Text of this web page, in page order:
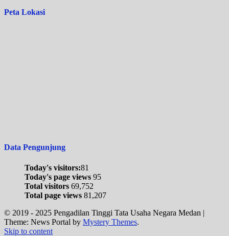
Peta Lokasi
Data Pengunjung
Today's visitors:81
Today's page views 95
Total visitors 69,752
Total page views 81,207
© 2019 - 2025 Pengadilan Tinggi Tata Usaha Negara Medan |
Theme: News Portal by Mystery Themes.
Skip to content